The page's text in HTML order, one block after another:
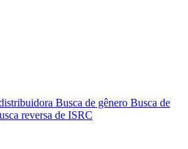
Busca de gênero Busca de
reversa de ISRC